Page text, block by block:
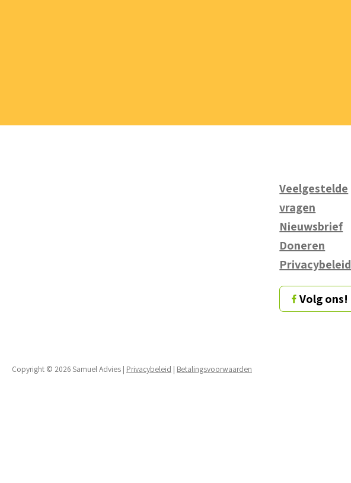
Veelgestelde
vragen
Nieuwsbrief
Doneren
Privacybeleid
Volg ons!
Copyright © 2026 Samuel Advies | Privacybeleid | Betalingsvoorwaarden